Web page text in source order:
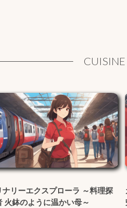
ナリーエクスプローラ ～料理探
火鉢のように温かい母～